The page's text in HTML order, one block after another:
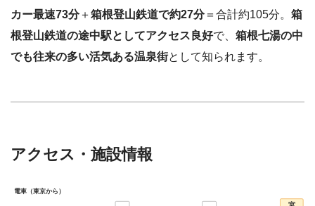
カー最速73分＋箱根登山鉄道で約27分＝合計約105分。 箱
根登山鉄道の途中駅としてアクセス良好で、 箱根七湯の中
でも往来の多い活気ある温泉街として知られます。
アクセス・施設情報
電車（東京から）